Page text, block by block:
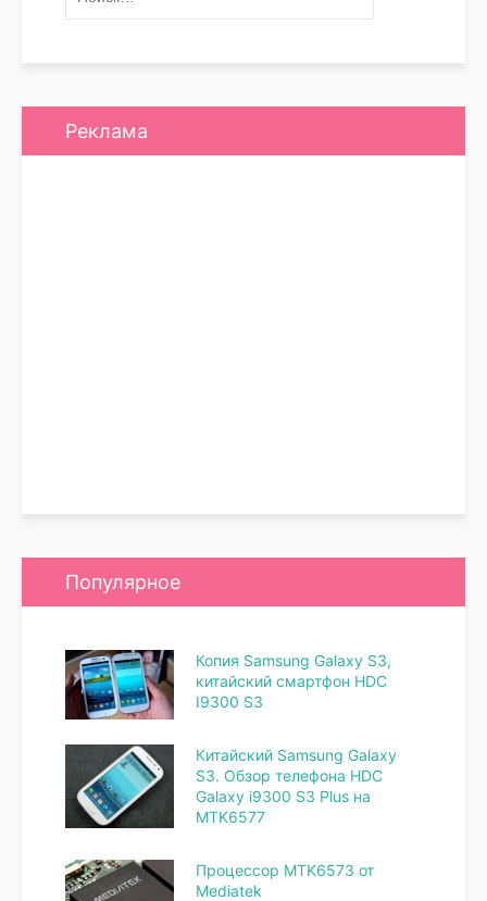
Реклама
Популярное
Копия Samsung Galaxy S3,
китайский смартфон HDC
I9300 S3
Китайский Samsung Galaxy
S3. Обзор телефона HDC
Galaxy i9300 S3 Plus на
MTK6577
Процессор MTK6573 от
Mediatek